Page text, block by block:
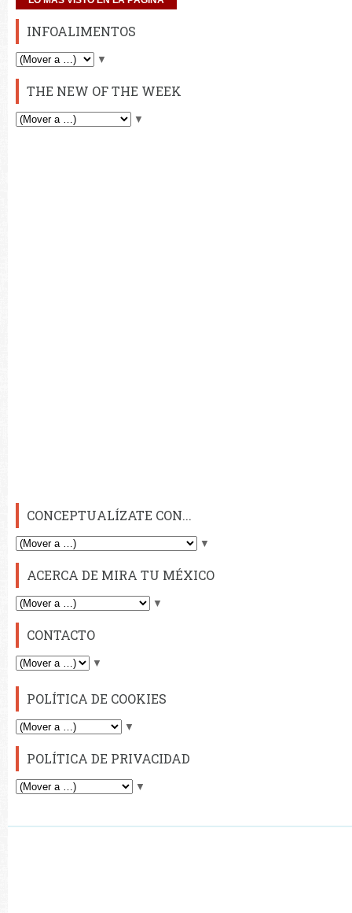
INFOALIMENTOS
▼
THE NEW OF THE WEEK
▼
CONCEPTUALÍZATE CON...
▼
ACERCA DE MIRA TU MÉXICO
▼
CONTACTO
▼
POLÍTICA DE COOKIES
▼
POLÍTICA DE PRIVACIDAD
▼